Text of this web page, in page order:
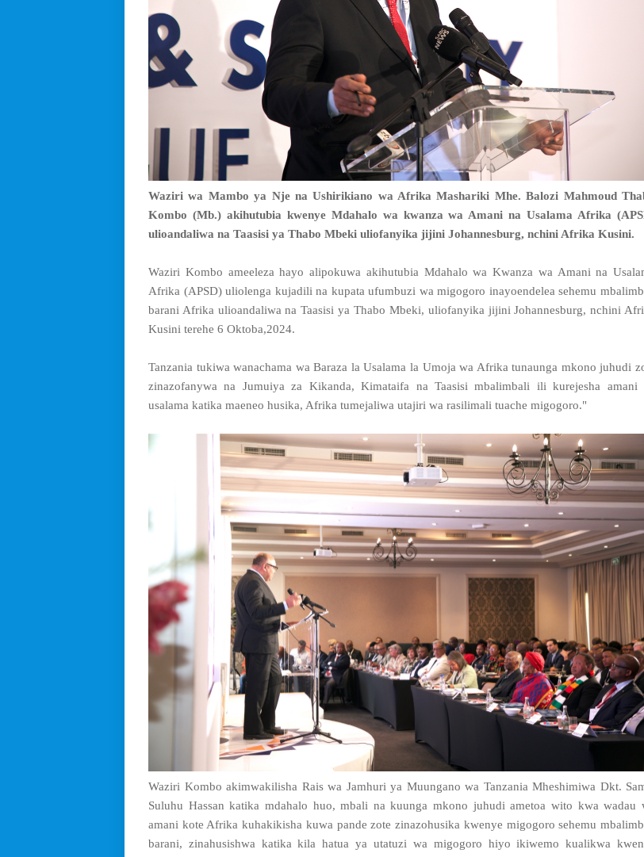
Waziri wa Mambo ya Nje na Ushirikiano wa Afrika Mashariki Mhe. Balozi Mahmoud
Kombo (Mb.) akihutubia kwenye Mdahalo wa kwanza wa Amani na Usalama Afrika
ulioandaliwa na Taasisi ya Thabo Mbeki uliofanyika jijini Johannesburg, nchini Afrika Kusini.
Waziri Kombo ameeleza hayo alipokuwa akihutubia Mdahalo wa Kwanza wa Amani na
Afrika (APSD) uliolenga kujadili na kupata ufumbuzi wa migogoro inayoendelea sehemu
barani Afrika ulioandaliwa na Taasisi ya Thabo Mbeki, uliofanyika jijini Johannesburg, nchini
Kusini terehe 6 Oktoba,2024.
Tanzania tukiwa wanachama wa Baraza la Usalama la Umoja wa Afrika tunaunga mkono juhudi
zinazofanywa na Jumuiya za Kikanda, Kimataifa na Taasisi mbalimbali ili kurejesha amani
usalama katika maeneo husika, Afrika tumejaliwa utajiri wa rasilimali tuache migogoro."
Waziri Kombo akimwakilisha Rais wa Jamhuri ya Muungano wa Tanzania Mheshimiwa Dkt.
Suluhu Hassan katika mdahalo huo, mbali na kuunga mkono juhudi ametoa wito kwa wadau
amani kote Afrika kuhakikisha kuwa pande zote zinazohusika kwenye migogoro sehemu
barani, zinahusishwa katika kila hatua ya utatuzi wa migogoro hiyo ikiwemo kualikwa